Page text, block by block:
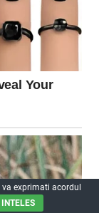
exprimati acordul